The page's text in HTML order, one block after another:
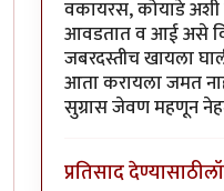
वकायरस, कोयाडे अशी
आवडतात व आई असे
जबरदस्तीच खायला
आता करायला जमत
सुग्रास जेवण महणून
प्रतिसाद देण्यासाठी